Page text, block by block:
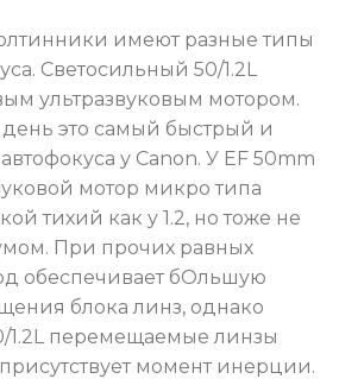
имеют разные типы
Cветосильный 50/1.2L
ультразвуковым мотором.
это самый быстрый и
у Canon. У EF 50mm
мотор микро типа
тихий как у 1.2, но тоже не
При прочих равных
обеспечивает бОльшую
блока линз, однако
1.2L перемещаемые линзы
момент инерции.